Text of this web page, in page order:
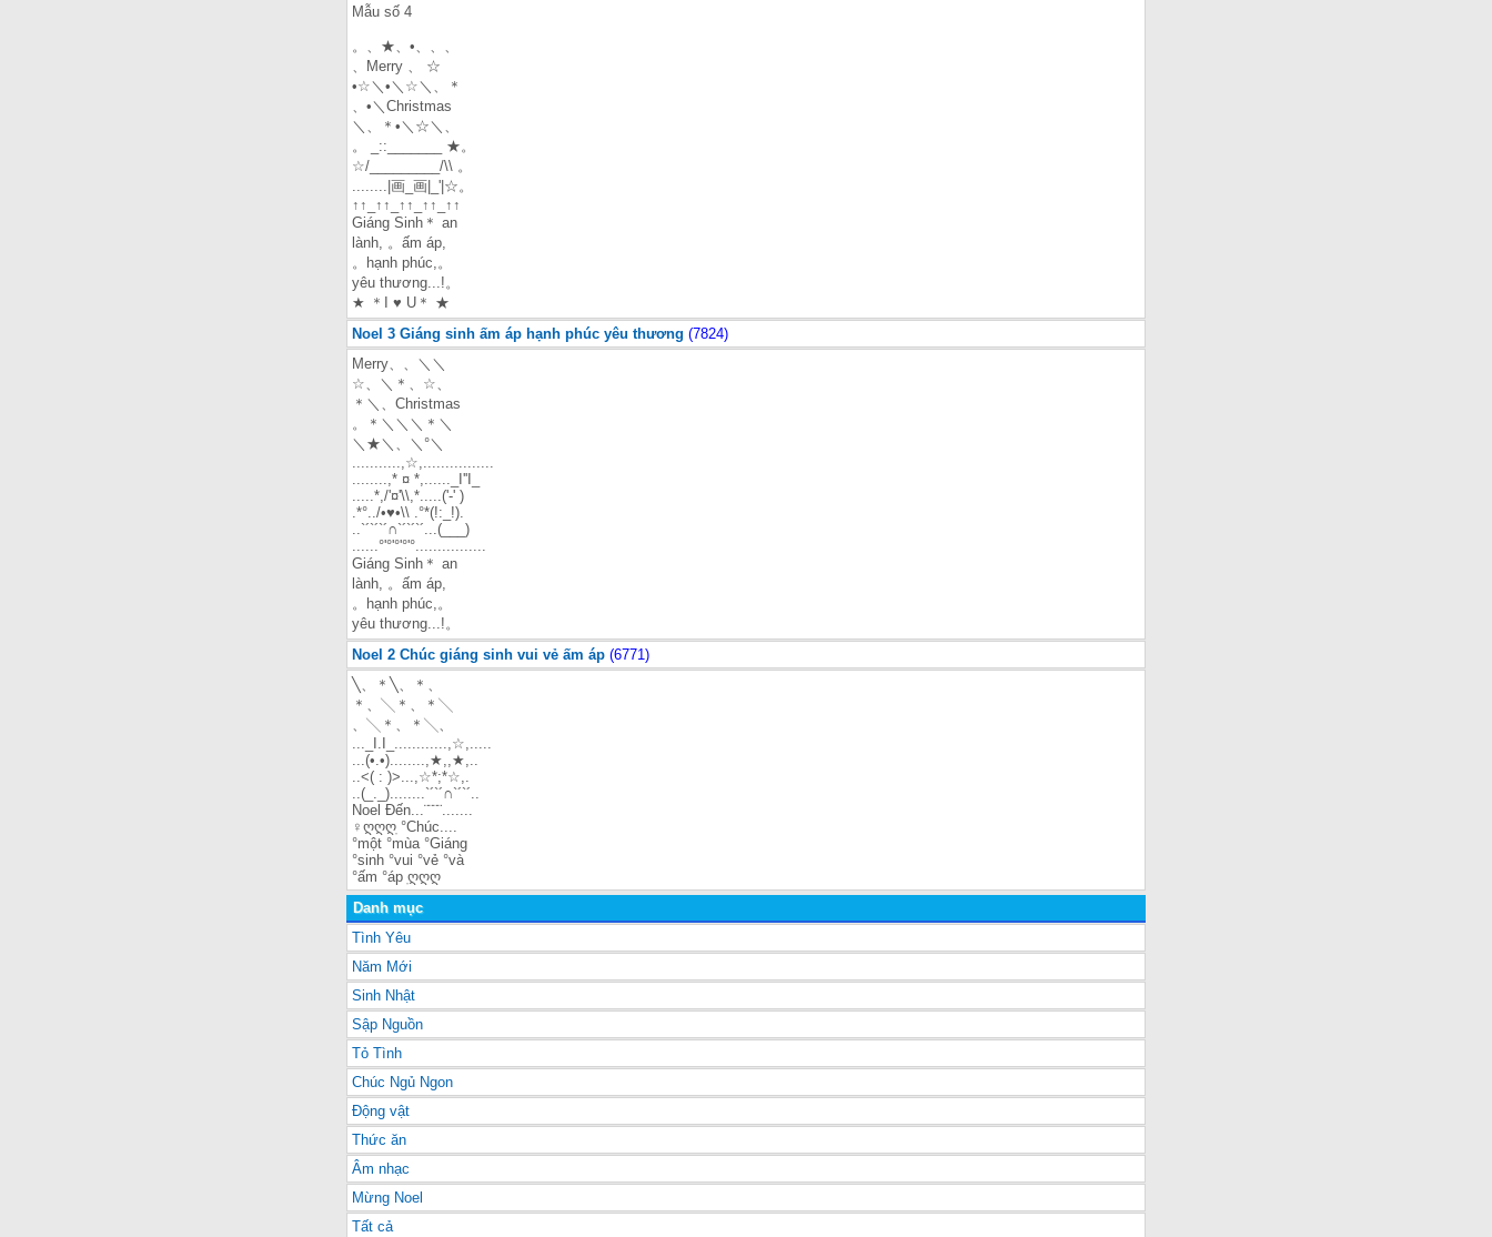
Mẫu số 4
。、★、•、、、
、Merry 、 ☆
•☆＼•＼☆＼、＊
、•＼Christmas
＼、＊•＼☆＼、
。 _::_______ ★。
☆/_________/\\ 。
........|画_画|_'|☆。
↑↑_↑↑_↑↑_↑↑_↑↑
Giáng Sinh＊ an
lành, 。ấm áp,
。hạnh phúc,。
yêu thương...!。
★ ＊I ♥ U＊ ★
Noel 3 Giáng sinh ấm áp hạnh phúc yêu thương (7824)
Merry、、＼＼
☆、＼＊、☆、
＊＼、Christmas
。＊＼＼＼＊＼
＼★＼、＼°＼
...........,☆,................
........,* ¤ *,......_I''I_
.....*,/'¤'\\,*.....('-' )
.*°../•♥•\\ .°*(!:_!).
..`´`´`´∩`´`´`´...(___)
......°'°'°'°'°................
Giáng Sinh＊ an
lành, 。ấm áp,
。hạnh phúc,。
yêu thương...!。
Noel 2 Chúc giáng sinh vui vẻ ấm áp (6771)
╲、＊╲、＊、
＊、╲＊、＊╲
、╲＊、＊╲、
..._I.I_............,☆,.....
...(•.•)........,★,,★,..
..<( : )>...,☆*;*☆,.
..(_._)........`´`´∩`´`´..
Noel Đến...¨¨¨¨.......
♀ღღღֽ °Chúc....
°một °mùa °Giáng
°sinh °vui °vẻ °và
°ấm °áp ֽღღღ
Danh mục
Tình Yêu
Năm Mới
Sinh Nhật
Sập Nguồn
Tỏ Tình
Chúc Ngủ Ngon
Động vật
Thức ăn
Âm nhạc
Mừng Noel
Tất cả